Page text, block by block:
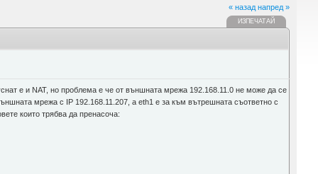
« назад напред »
ИЗПЕЧАТАЙ
е и NAT, но проблема е че от външната мрежа 192.168.11.0 не може да се
мрежа с IP 192.168.11.207, а eth1 е за към вътрешната съответно с
които трябва да пренасоча: